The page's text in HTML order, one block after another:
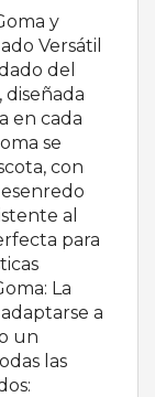
y
Versátil
del
en cada
se
con
al
para
La
a
un
las